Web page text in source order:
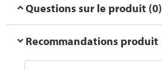
Questions sur le produit (0)
Recommandations produit